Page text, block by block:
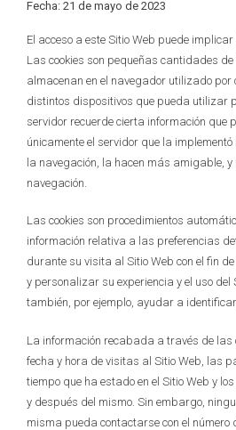
Fecha: 21 de mayo de 2023
El acceso a este Sitio Web puede implicar
Las cookies son pequeñas cantidades
almacenan en el navegador utilizado
distintos dispositivos que pueda utilizar
servidor recuerde cierta información que
únicamente el servidor que la
la navegación, la hacen más amigable,
navegación.
Las cookies son procedimientos
información relativa a las preferencias
durante su visita al Sitio Web con el fin de
y personalizar su experiencia y el uso del
también, por ejemplo, ayudar a
La información recabada a través de las
fecha y hora de visitas al Sitio Web, las
tiempo que ha estado en el Sitio Web y
y después del mismo. Sin embargo,
misma pueda contactarse con el número